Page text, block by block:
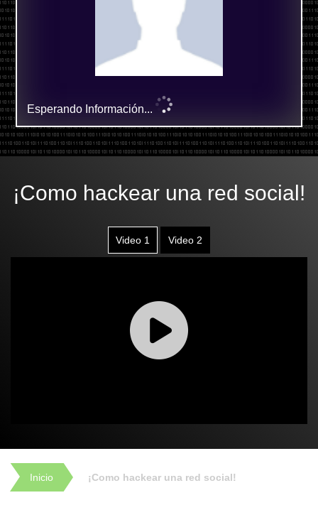
Esperando Información...
¡Como hackear una red social!
Video 1 Video 2
Inicio ¡Como hackear una red social!